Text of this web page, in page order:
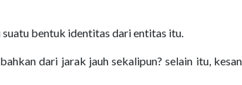
suatu bentuk identitas dari entitas itu.
dari jarak jauh sekalipun? selain itu, kesan